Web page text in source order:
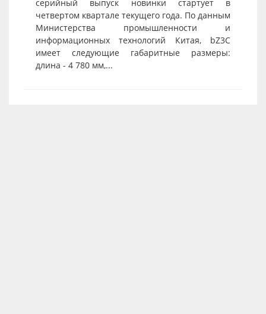
серийный выпуск новинки стартует в
четвертом квартале текущего года. По данным
Министерства промышленности и
информационных технологий Китая, bZ3C
имеет следующие габаритные размеры:
длина - 4 780 мм,...